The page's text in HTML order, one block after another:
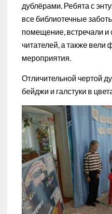
дублёрами. Ребята с
все библиотечные
помещение, встречали и
читателей, а также вели
мероприятия.
Отличительной чертой
бейджи и галстуки в